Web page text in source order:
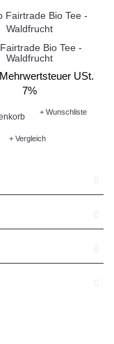
Bio Tee -
Waldfrucht
Mehrwertsteuer USt.
7%
+ Wunschliste
+ Vergleich